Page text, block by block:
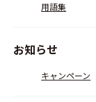
用語集
お知らせ
キャンペーン